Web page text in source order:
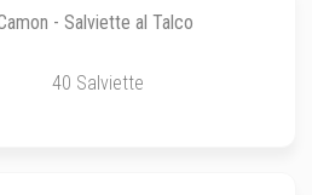
- Salviette al Talco
40 Salviette